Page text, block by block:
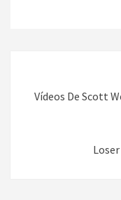
entradas
Vídeos De Scott